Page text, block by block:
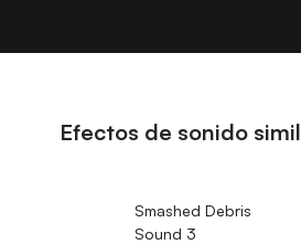
Efectos de sonido
Smashed Debris
Sound 3